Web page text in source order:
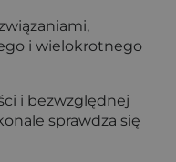
i wielokrotnego
i bezwzględnej
sprawdza się